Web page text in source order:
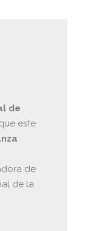
de
este
de
de la